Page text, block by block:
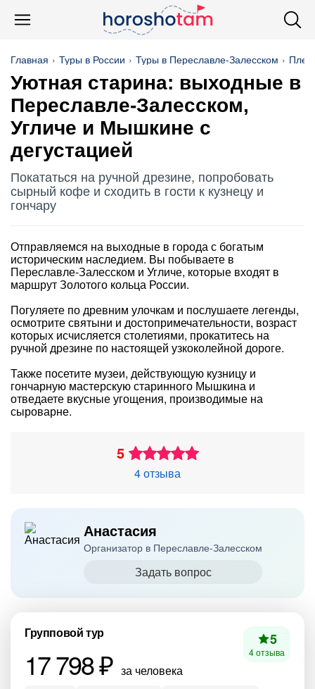
Главная Туры в России Туры в Переславле-Залесском
Уютная старина: выходные в
Переславле-Залесском,
Угличе и Мышкине с
дегустацией
Покататься на ручной дрезине, попробовать
сырный кофе и сходить в гости к кузнецу и
гончару
Отправляемся на выходные в города с богатым
историческим наследием. Вы побываете в
Переславле-Залесском и Угличе, которые входят в
маршрут Золотого кольца России.
Погуляете по древним улочкам и послушаете легенды,
осмотрите святыни и достопримечательности, возраст
которых исчисляется столетиями, прокатитесь на
ручной дрезине по настоящей узкоколейной дороге.
Также посетите музеи, действующую кузницу и
гончарную мастерскую старинного Мышкина и
отведаете вкусные угощения, производимые на
сыроварне.
5
4 отзыва
Анастасия
Организатор в Переславле-Залесском
Задать вопрос
Групповой тур
17 798 ₽ за человека
5
4 отзыва